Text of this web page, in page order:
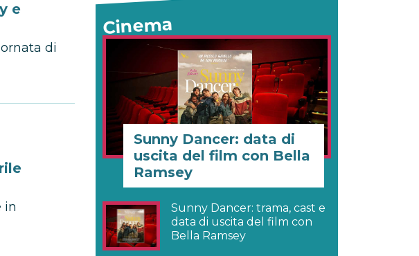
e
di
in
Cinema
Sunny Dancer: data di
uscita del film con Bella
Ramsey
Sunny Dancer: trama, cast e
data di uscita del film con
Bella Ramsey